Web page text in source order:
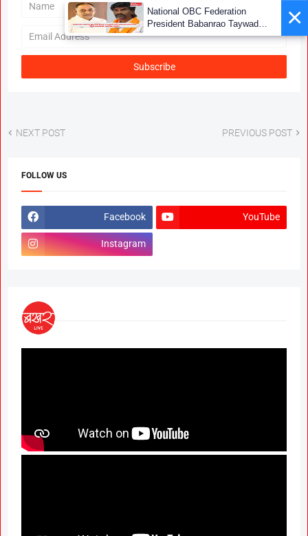
NEXT POST PREVIOUS POST
FOLLOW US
Facebook YouTube
Instagram